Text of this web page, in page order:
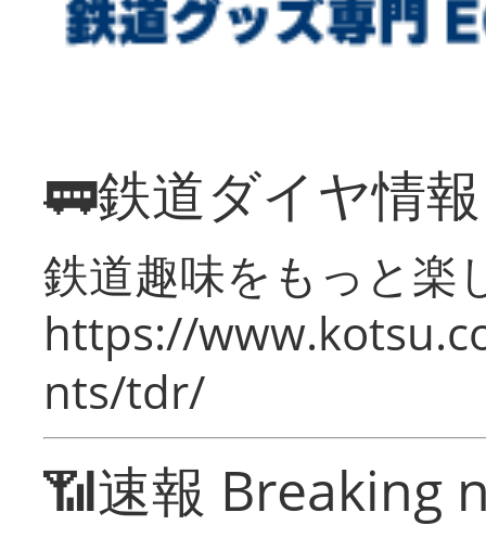
🚃鉄道ダイヤ情
鉄道趣味をもっと楽
https://
nts/tdr/
📶速報 Breaking